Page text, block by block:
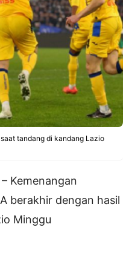
tandang di kandang Lazio
– Kemenangan
berakhir dengan hasil
Minggu